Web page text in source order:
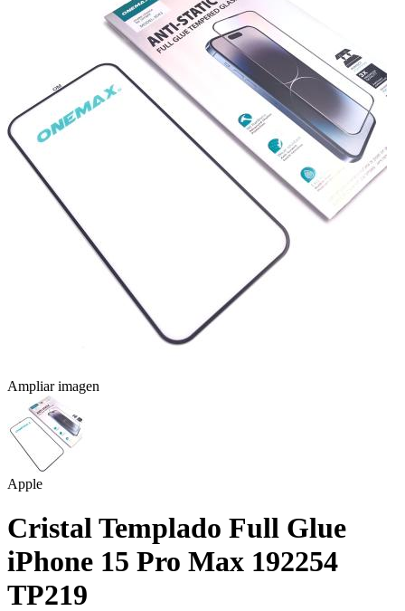
Ampliar imagen
Apple
Cristal Templado Full Glue
iPhone 15 Pro Max 192254
TP219